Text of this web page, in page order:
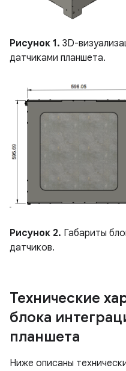
Рисунок 1. 3D-
датчиками планшета.
Рисунок 2. Габариты
датчиков.
Технические
блока
планшета
Ниже описаны